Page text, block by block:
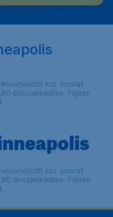
incl. vooraf
dossierkosten. Prijzen
incl. vooraf
dossierkosten. Prijzen